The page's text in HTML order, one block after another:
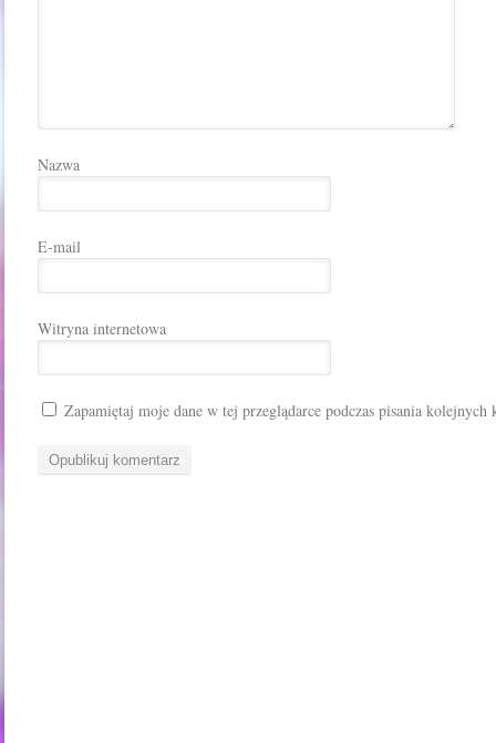
Nazwa
E-mail
Witryna internetowa
Zapamiętaj moje dane w tej przeglądarce podczas pisania kolejnych